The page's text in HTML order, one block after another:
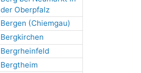
der Oberpfalz
Bergen (Chiemgau)
Bergkirchen
Bergrheinfeld
Bergtheim